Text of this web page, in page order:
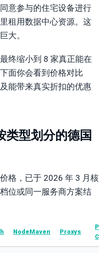
意参与的住宅设备进行
租用数据中心资源。这
大。
终缩小到 8 家真正能在
面你会看到价格对比
能带来真实折扣的优惠
类型划分的德国
格，已于 2026 年 3 月核
位或同一服务商方案结
NodeMaven Proxys